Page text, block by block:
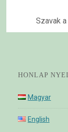
Szavak
HONLAP
Magyar
English